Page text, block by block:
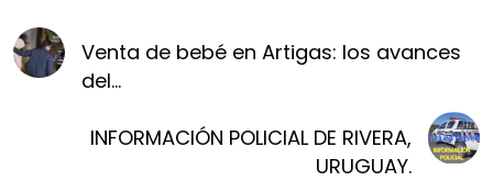
Venta de bebé en Artigas: los avances
del...
INFORMACIÓN POLICIAL DE RIVERA,
URUGUAY.